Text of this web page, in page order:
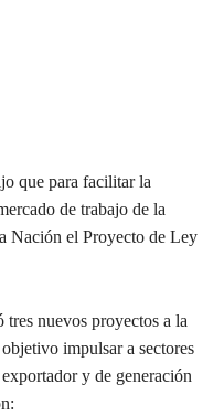
que para facilitar la
de trabajo de la
Nación el Proyecto de Ley
nuevos proyectos a la
impulsar a sectores
y de generación